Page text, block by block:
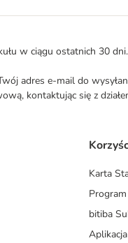
w ciągu ostatnich 30 dni.
adres e-mail do
kontaktując się z
Karta
bitiba